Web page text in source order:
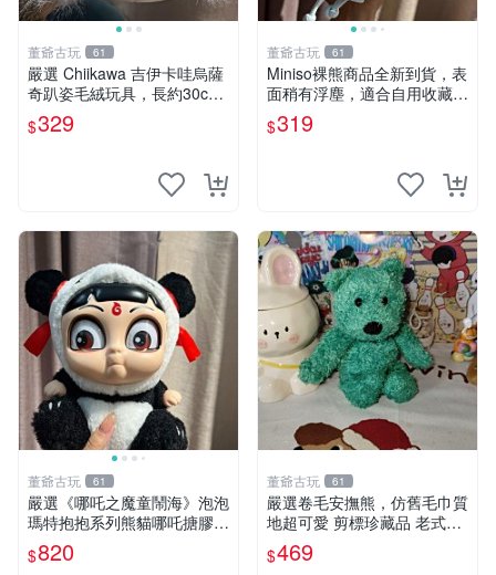
董爺古玩 61
嚴選 Chiikawa 吉伊卡哇烏薩
奇趴姿毛絨玩具，長約30c
m，質地超軟適合收藏 烏薩
奇 Chiikawa 毛絨 超軟
$329
董爺古玩 61
Miniso裸熊商品全新到貨，表
面稍有浮塵，適合自用收藏嚴
選款。 裸熊 商品 裸熊玩偶
$319
董爺古玩 61
嚴選《哪吒之魔童鬧海》泡泡
瑪特抱抱系列熊貓哪吒搪膠臉
毛絨， STATE：如圖顯示 哪
吒 毛絨公仔 泡泡瑪特
$820
董爺古玩 61
嚴選卷毛安撫熊，仿舊毛巾質
地超可愛 剪標珍藏品 老式毛
巾質地 安撫熊 款式
$469